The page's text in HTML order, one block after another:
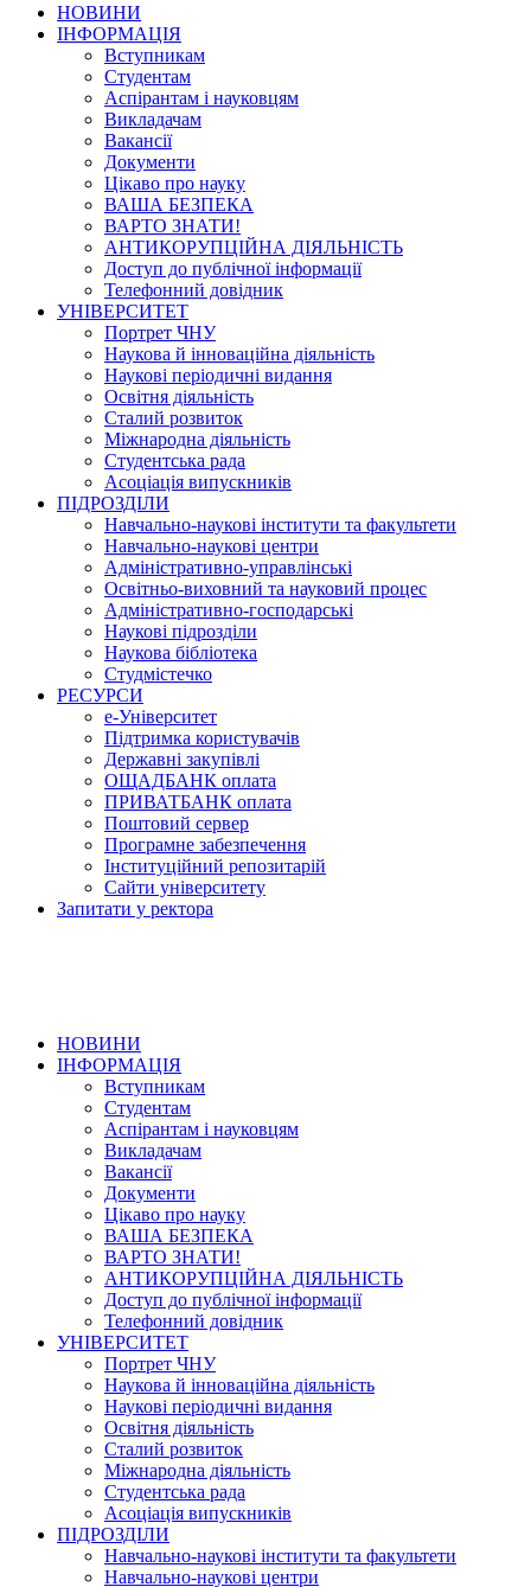
НОВИНИ
ІНФОРМАЦІЯ
Вступникам
Студентам
Аспірантам і науковцям
Викладачам
Вакансії
Документи
Цікаво про науку
ВАША БЕЗПЕКА
ВАРТО ЗНАТИ!
АНТИКОРУПЦІЙНА ДІЯЛЬНІСТЬ
Доступ до публічної інформації
Телефонний довідник
УНІВЕРСИТЕТ
Портрет ЧНУ
Наукова й інноваційна діяльність
Наукові періодичні видання
Освітня діяльність
Сталий розвиток
Міжнародна діяльність
Студентська рада
Асоціація випускників
ПІДРОЗДІЛИ
Навчально-наукові інститути та факультети
Навчально-наукові центри
Адміністративно-управлінські
Освітньо-виховний та науковий процес
Адміністративно-господарські
Наукові підрозділи
Наукова бібліотека
Студмістечко
РЕСУРСИ
е-Університет
Підтримка користувачів
Державні закупівлі
ОЩАДБАНК оплата
ПРИВАТБАНК оплата
Поштовий сервер
Програмне забезпечення
Інституційний репозитарій
Сайти університету
Запитати у ректора
НОВИНИ
ІНФОРМАЦІЯ
Вступникам
Студентам
Аспірантам і науковцям
Викладачам
Вакансії
Документи
Цікаво про науку
ВАША БЕЗПЕКА
ВАРТО ЗНАТИ!
АНТИКОРУПЦІЙНА ДІЯЛЬНІСТЬ
Доступ до публічної інформації
Телефонний довідник
УНІВЕРСИТЕТ
Портрет ЧНУ
Наукова й інноваційна діяльність
Наукові періодичні видання
Освітня діяльність
Сталий розвиток
Міжнародна діяльність
Студентська рада
Асоціація випускників
ПІДРОЗДІЛИ
Навчально-наукові інститути та факультети
Навчально-наукові центри